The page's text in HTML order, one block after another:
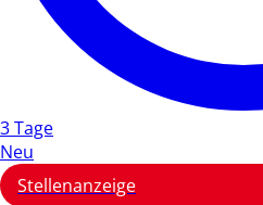
3 Tage
Neu
Stellenanzeige